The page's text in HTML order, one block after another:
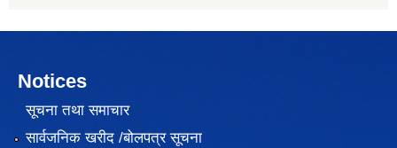
Notices
सूचना तथा समाचार
सार्वजनिक खरीद /बोलपत्र सूचना